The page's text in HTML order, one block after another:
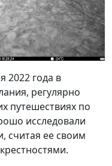
2022 года в
регулярно
путешествиях по
исследовали
считая ее своим